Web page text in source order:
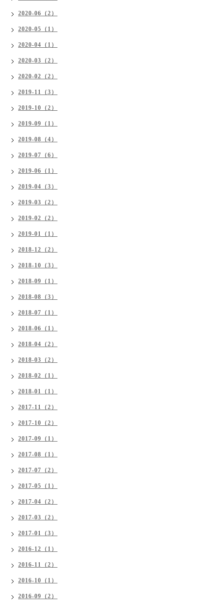
2020-06（2）
2020-05（1）
2020-04（1）
2020-03（2）
2020-02（2）
2019-11（3）
2019-10（2）
2019-09（1）
2019-08（4）
2019-07（6）
2019-06（1）
2019-04（3）
2019-03（2）
2019-02（2）
2019-01（1）
2018-12（2）
2018-10（3）
2018-09（1）
2018-08（3）
2018-07（1）
2018-06（1）
2018-04（2）
2018-03（2）
2018-02（1）
2018-01（1）
2017-11（2）
2017-10（2）
2017-09（1）
2017-08（1）
2017-07（2）
2017-05（1）
2017-04（2）
2017-03（2）
2017-01（3）
2016-12（1）
2016-11（2）
2016-10（1）
2016-09（2）